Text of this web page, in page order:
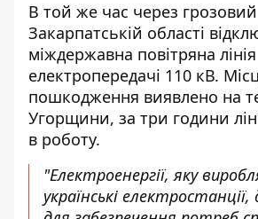
В той же час через
Закарпатській області
міждержавна повітряна лінія
електропередачі 110 кВ.
пошкодження виявлено на
Угорщини, за три години
в роботу.
"Електроенергії, яку
українські